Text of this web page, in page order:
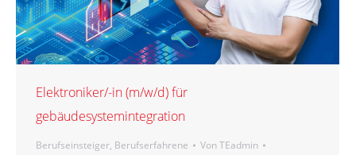
Elektroniker/-in (m/w/d) für
gebäudesystemintegration
Berufseinsteiger, Berufserfahrene VonTEadmin